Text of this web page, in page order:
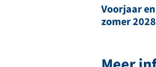
Voorjaar en
zomer 2028